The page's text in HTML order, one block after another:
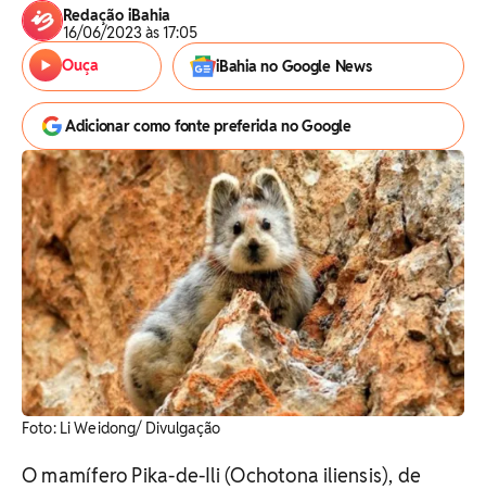
Redação iBahia
16/06/2023 às 17:05
Ouça
iBahia no Google News
Adicionar como fonte preferida no Google
Foto: Li Weidong/ Divulgação
O mamífero Pika-de-Ili (Ochotona iliensis), de